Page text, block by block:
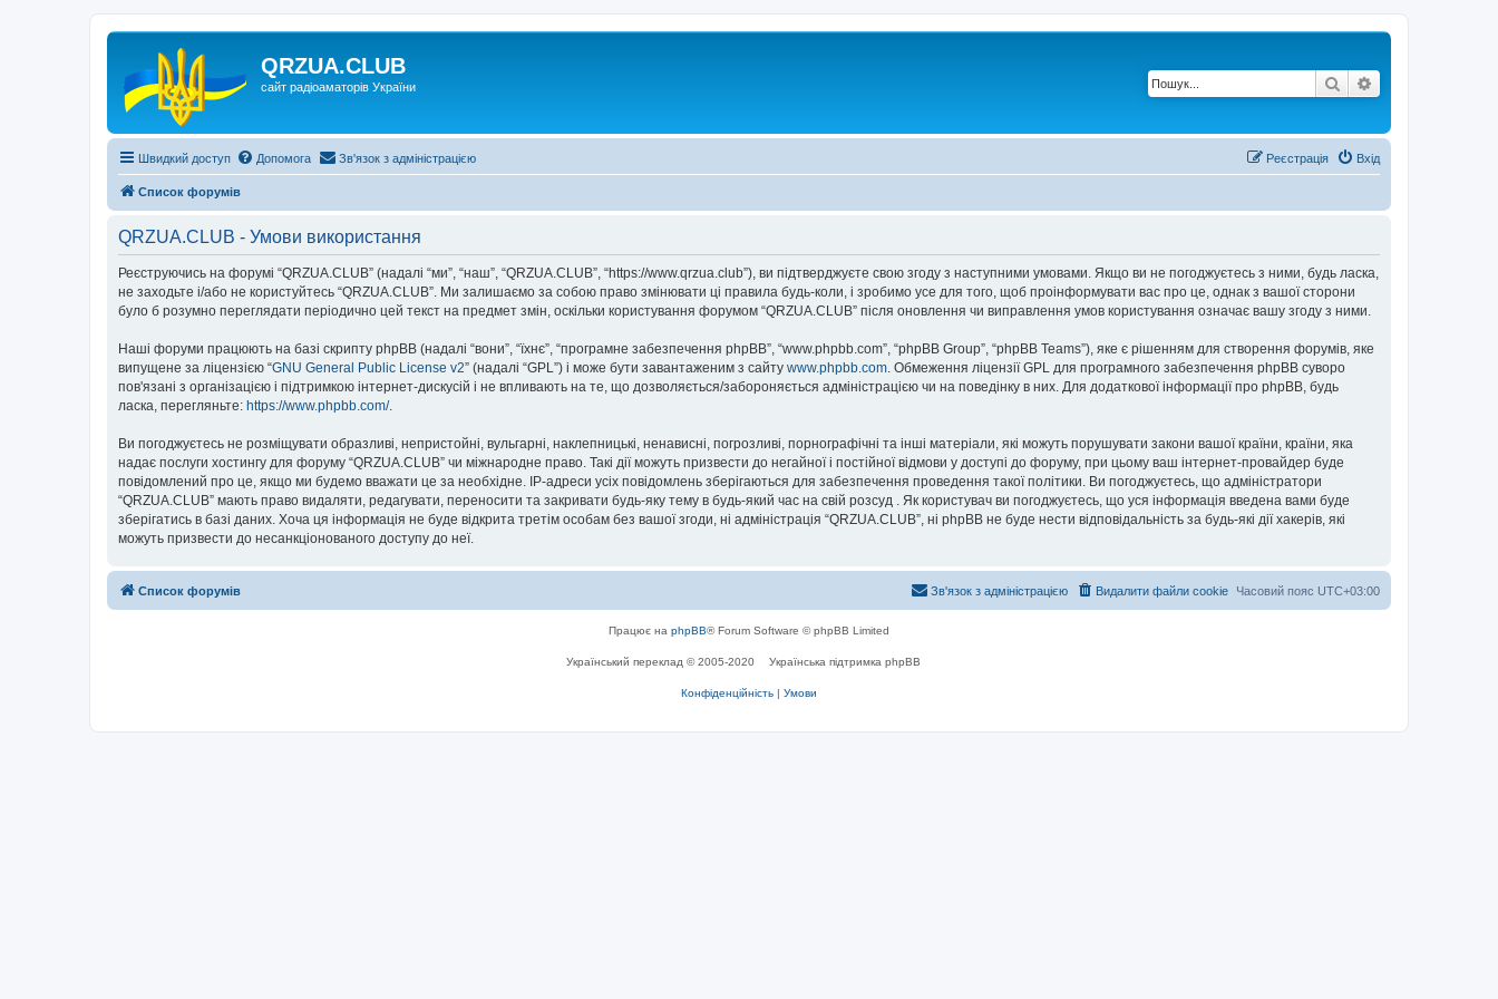
QRZUA.CLUB
сайт радіоаматорів України Пошук
Швидкий доступ Допомога Зв'язок з адміністрацією Вхід
Реєстрація
Список форумів
QRZUA.CLUB - Умови використання
Реєструючись на форумі “QRZUA.CLUB” (надалі “ми”, “наш”, “QRZUA.CLUB”, “https://www.qrzua.club”), ви підтверджуєте свою згоду з наступними умовами. Якщо ви не погоджуєтесь з ними, будь ласка,
не заходьте і/або не користуйтесь “QRZUA.CLUB”. Ми залишаємо за собою право змінювати ці правила будь-коли, і зробимо усе для того, щоб проінформувати вас про це, однак з вашої сторони
було б розумно переглядати періодично цей текст на предмет змін, оскільки користування форумом “QRZUA.CLUB” після оновлення чи виправлення умов користування означає вашу згоду з ними.
Наші форуми працюють на базі скрипту phpBB (надалі “вони”, “їхнє”, “програмне забезпечення phpBB”, “www.phpbb.com”, “phpBB Group”, “phpBB Teams”), яке є рішенням для створення форумів, яке
випущене за ліцензією “GNU General Public License v2” (надалі “GPL”) і може бути завантаженим з сайту www.phpbb.com. Обмеження ліцензії GPL для програмного забезпечення phpBB суворо
пов'язані з організацією і підтримкою інтернет-дискусій і не впливають на те, що дозволяється/забороняється адміністрацією чи на поведінку в них. Для додаткової інформації про phpBB, будь
ласка, перегляньте: https://www.phpbb.com/.
Ви погоджуєтесь не розміщувати образливі, непристойні, вульгарні, наклепницькі, ненависні, погрозливі, порнографічні та інші матеріали, які можуть порушувати закони вашої країни, країни, яка
надає послуги хостингу для форуму “QRZUA.CLUB” чи міжнародне право. Такі дії можуть призвести до негайної і постійної відмови у доступі до форуму, при цьому ваш інтернет-провайдер буде
повідомлений про це, якщо ми будемо вважати це за необхідне. IP-адреси усіх повідомлень зберігаються для забезпечення проведення такої політики. Ви погоджуєтесь, що адміністратори
“QRZUA.CLUB” мають право видаляти, редагувати, переносити та закривати будь-яку тему в будь-який час на свій розсуд . Як користувач ви погоджуєтесь, що уся інформація введена вами буде
зберігатись в базі даних. Хоча ця інформація не буде відкрита третім особам без вашої згоди, ні адміністрація “QRZUA.CLUB”, ні phpBB не буде нести відповідальність за будь-які дії хакерів, які
можуть призвести до несанкціонованого доступу до неї.
Список форумів Часовий пояс UTC+03:00
Видалити файли cookie
Зв'язок з адміністрацією
Працює на phpBB® Forum Software © phpBB Limited
Український переклад © 2005-2020 Українська підтримка phpBB
Конфіденційність | Умови